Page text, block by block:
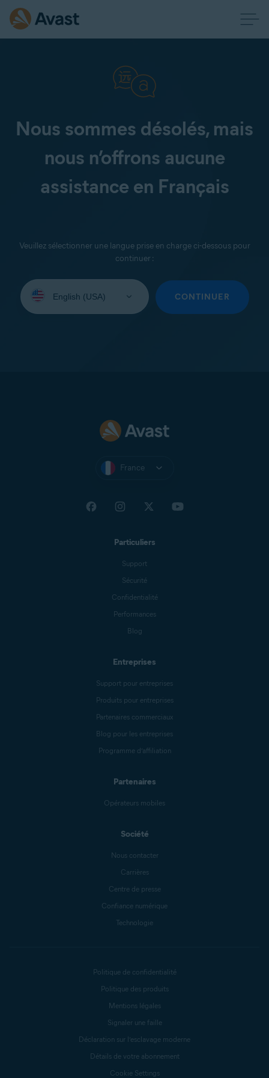
Nous sommes désolés, mais
nous n’offrons aucune
assistance en Français
Veuillez sélectionner une langue prise en charge ci-dessous pour
continuer :
une
CONTINUER
France
Particuliers
Support
Sécurité
Confidentialité
Performances
Blog
Entreprises
Support pour entreprises
Produits pour entreprises
Partenaires commerciaux
Blog pour les entreprises
Programme d’affiliation
Partenaires
Opérateurs mobiles
Société
Nous contacter
Carrières
Centre de presse
Confiance numérique
Technologie
Politique de confidentialité
Politique des produits
Mentions légales
Signaler une faille
Déclaration sur l’esclavage moderne
Détails de votre abonnement
Cookie Settings